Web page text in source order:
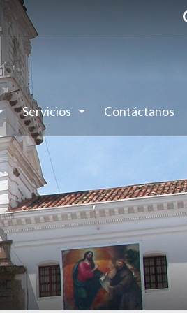
Servicios Contáctanos